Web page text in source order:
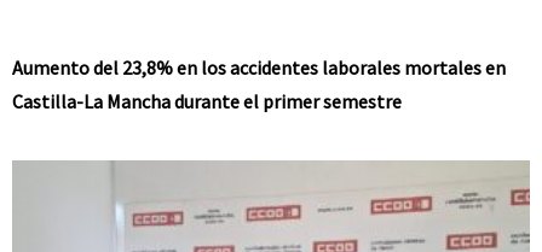
Aumento del 23,8% en los accidentes laborales mortales en
Castilla-La Mancha durante el primer semestre